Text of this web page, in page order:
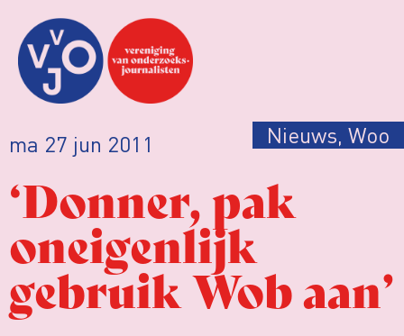
ma 27 jun 2011 Nieuws, Woo
‘Donner, pak
oneigenlijk
gebruik Wob aan’